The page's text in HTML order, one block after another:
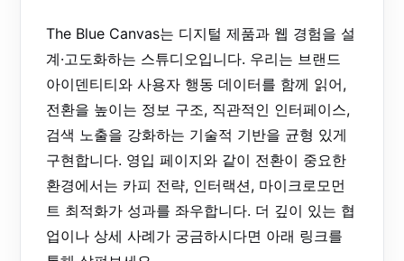
The Blue Canvas는 디지털 제품과 웹 경험을 설
계·고도화하는 스튜디오입니다. 우리는 브랜드
아이덴티티와 사용자 행동 데이터를 함께 읽어,
전환을 높이는 정보 구조, 직관적인 인터페이스,
검색 노출을 강화하는 기술적 기반을 균형 있게
구현합니다. 영입 페이지와 같이 전환이 중요한
환경에서는 카피 전략, 인터랙션, 마이크로모먼
트 최적화가 성과를 좌우합니다. 더 깊이 있는 협
업이나 상세 사례가 궁금하시다면 아래 링크를